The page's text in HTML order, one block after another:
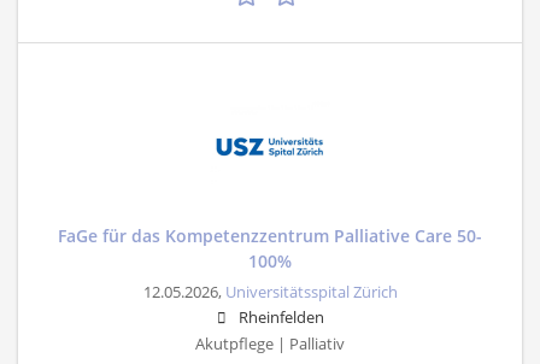
FaGe für das Kompetenzzentrum Palliative Care 50-
100%
12.05.2026, Universitätsspital Zürich
Rheinfelden
Akutpflege | Palliativ